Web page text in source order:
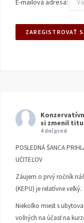
E-mailová adresa:
si zmenil
4 dní pred
POSLEDNÁ ŠANCA
UČITEĽOV
Záujem o prvý ročník
(KEPU) je relatívne veľký.
Niekoľko miest s
voľných na účasť na